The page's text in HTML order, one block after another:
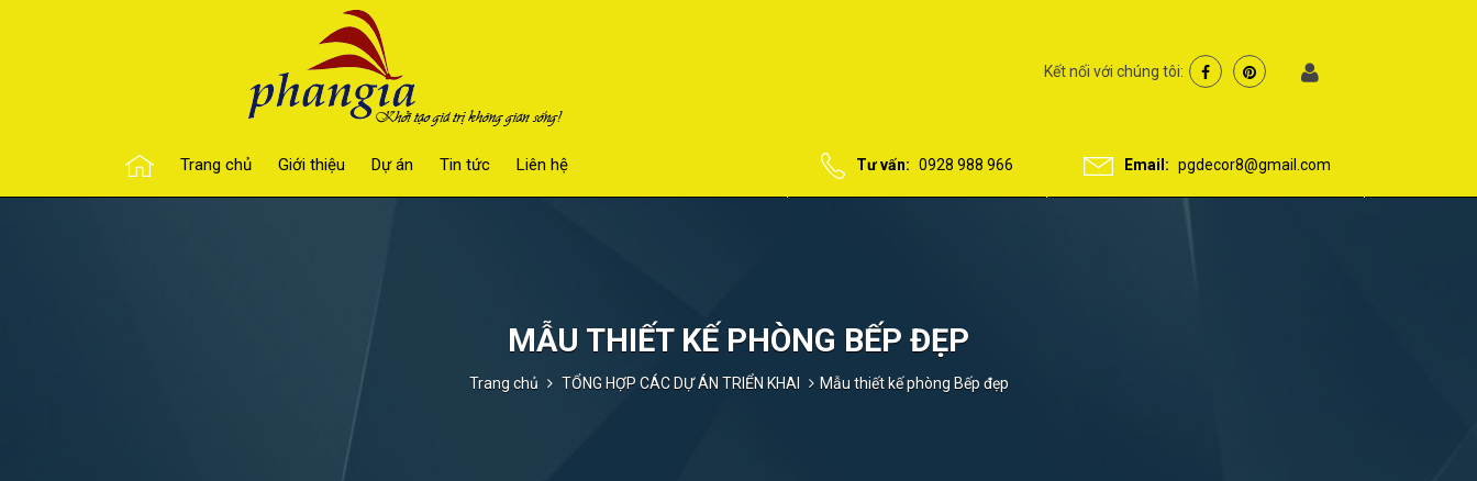
Kết nối với chúng tôi:
Trang chủ Giới thiệu Dự án Tin tức Liên hệ Tư vấn: 0928 988 966 Email: pgdecor8@gmail.com
MẪU THIẾT KẾ PHÒNG BẾP ĐẸP
Trang chủ TỔNG HỢP CÁC DỰ ÁN TRIỂN KHAI Mẫu thiết kế phòng Bếp đẹp